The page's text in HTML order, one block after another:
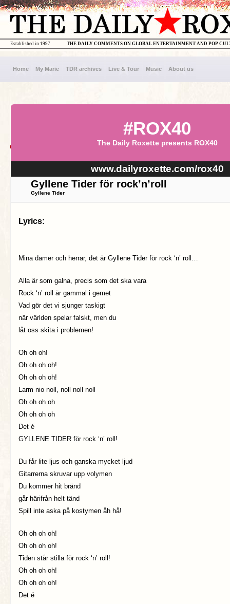
THE DAILY COMMENTS ON GLOBAL ENTERTAINMENT AND POP
Established in 1997
Home My Marie TDR archives Live & Tour Music About us
#ROX40
The Daily Roxette presents ROX40
www.dailyroxette.com/rox40
Gyllene Tider för rock’n’roll
Gyllene Tider
Lyrics:
Mina damer och herrar, det är Gyllene Tider för rock ‘n’ roll…
Alla är som galna, precis som det ska vara
Rock ‘n’ roll är gammal i gemet
Vad gör det vi sjunger taskigt
när världen spelar falskt, men du
låt oss skita i problemen!
Oh oh oh!
Oh oh oh oh!
Oh oh oh oh!
Larm nio noll, noll noll noll
Oh oh oh oh
Oh oh oh oh
Det é
GYLLENE TIDER för rock ‘n’ roll!
Du får lite ljus och ganska mycket ljud
Gitarrerna skruvar upp volymen
Du kommer hit bränd
går härifrån helt tänd
Spill inte aska på kostymen åh hå!
Oh oh oh oh!
Oh oh oh oh!
Tiden står stilla för rock ‘n’ roll!
Oh oh oh oh!
Oh oh oh oh!
Det é